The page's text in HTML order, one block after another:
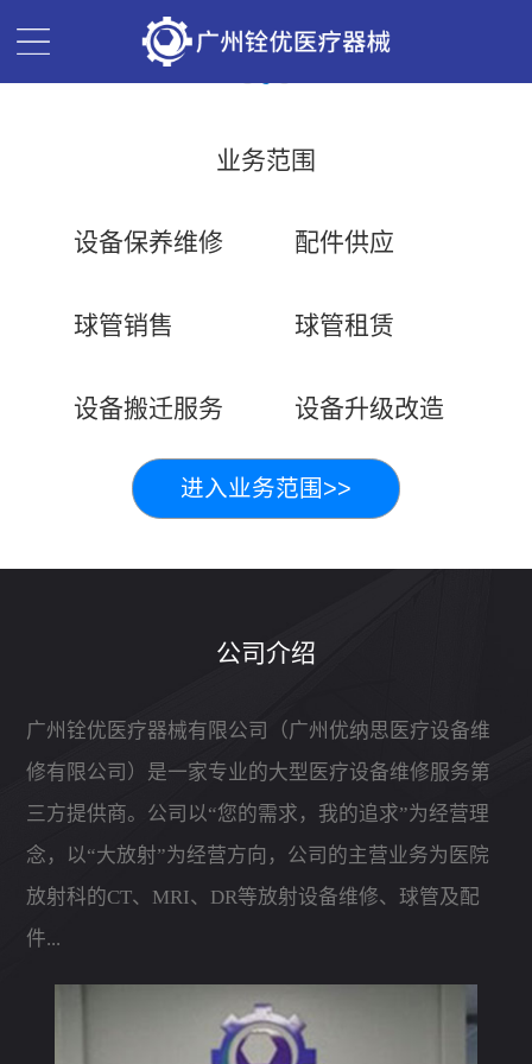
业务范围
设备保养维修 配件供应
球管销售 球管租赁
设备搬迁服务 设备升级改造
进入业务范围>>
公司介绍
广州铨优医疗器械有限公司（广州优纳思医疗设备维
修有限公司）是一家专业的大型医疗设备维修服务第
三方提供商。公司以“您的需求，我的追求”为经营理
念，以“大放射”为经营方向，公司的主营业务为医院
放射科的CT、MRI、DR等放射设备维修、球管及配
件...